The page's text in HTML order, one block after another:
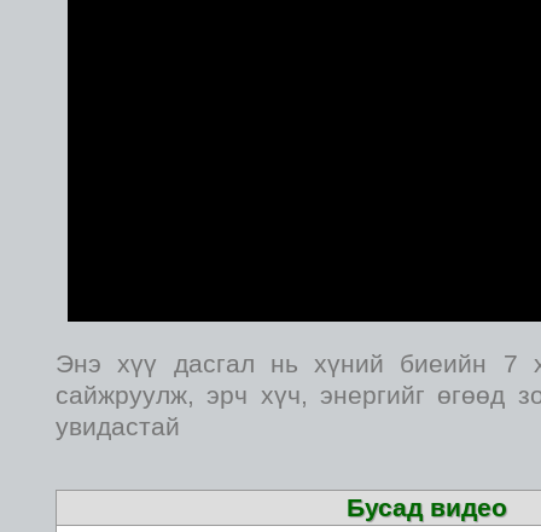
Энэ хүү дасгал нь хүний биеийн 7
сайжруулж, эрч хүч, энергийг өгөөд
увидастай
Бусад видео